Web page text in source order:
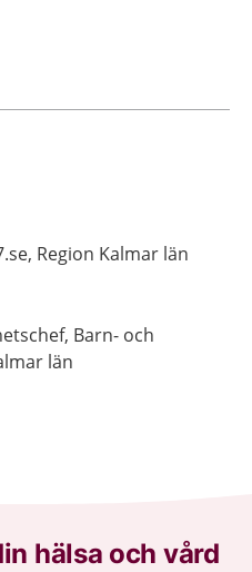
Region Kalmar län
Barn- och
län
hälsa och vård